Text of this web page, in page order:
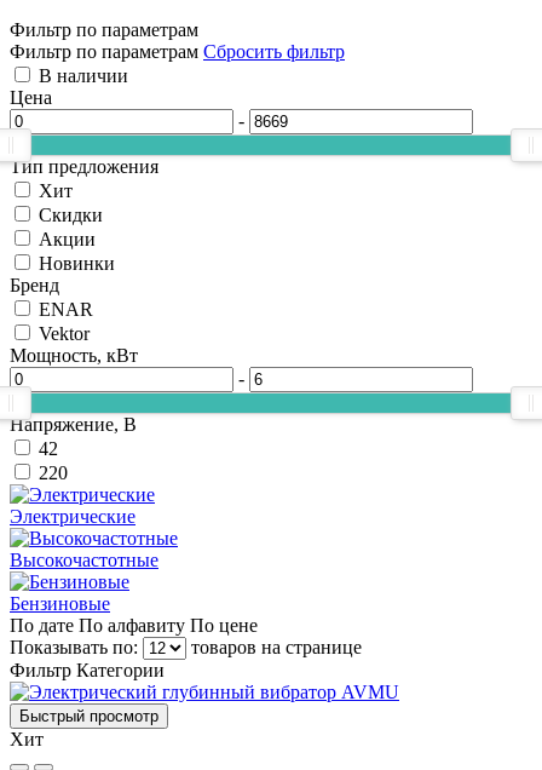
Фильтр по параметрам
Фильтр по параметрам Сбросить фильтр
В наличии
Цена
-
Тип предложения
Хит
Скидки
Акции
Новинки
Бренд
ENAR
Vektor
Мощность, кВт
-
Напряжение, В
42
220
Электрические
Высокочастотные
Бензиновые
По дате По алфавиту По цене
Показывать по:
товаров на странице
Фильтр Категории
Быстрый просмотр
Хит